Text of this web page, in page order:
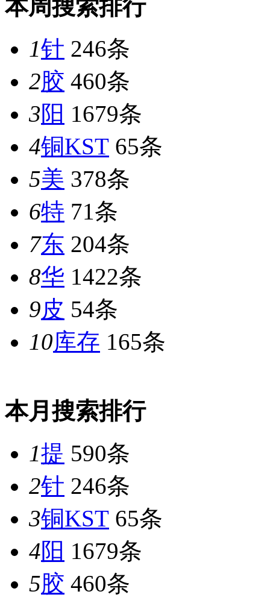
本周搜索排行
1针 246条
2胶 460条
3阳 1679条
4铜KST 65条
5美 378条
6特 71条
7东 204条
8华 1422条
9皮 54条
10库存 165条
本月搜索排行
1提 590条
2针 246条
3铜KST 65条
4阳 1679条
5胶 460条